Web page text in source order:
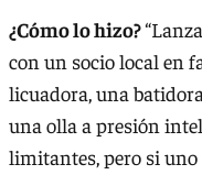
¿Cómo lo hizo?
con un socio local en
licuadora, una
una olla a presión
limitantes, pero si uno